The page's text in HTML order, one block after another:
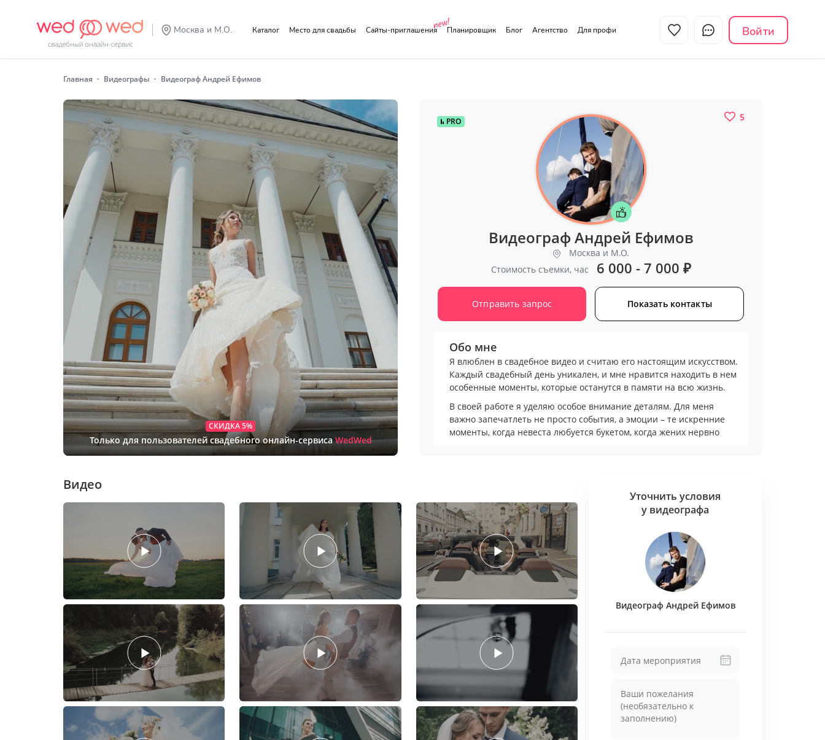
Москва и М.О. Войти
Каталог Место для свадьбы Сайты-приглашения Планировщик Блог Агентство Для профи
Главная Видеографы Видеограф Андрей Ефимов
СКИДКА 5%
Только для пользователей свадебного онлайн-сервисаWedWed
PRO 5
Видеограф Андрей Ефимов
Москва и М.О.
Стоимость съемки, час
6 000 - 7 000 ₽
Отправить запрос Показать контакты
Обо мне
Я влюблен в свадебное видео и считаю его настоящим искусством.
Каждый свадебный день уникален, и мне нравится находить в нем
особенные моменты, которые останутся в памяти на всю жизнь.
В своей работе я уделяю особое внимание деталям. Для меня
важно запечатлеть не просто события, а эмоции – те искренние
моменты, когда невеста любуется букетом, когда жених нервно
отражают суть праздника. В них гармонично переплетаются
трогательные сцены сборов, торжественная церемония, веселые
танцы и душевные тосты. При этом всегда оставляю место для
креатива – люблю экспериментировать с переходами между
сценами и создавать особую атмосферу с помощью музыки.
В работе использую только профессиональное оборудование и
внимательно слежу за каждым кадром. Для меня важно, чтобы
каждый гость почувствовал себя частью истории, поэтому
стараюсь включить в видео всех присутствующих, особенно в
общих планах и танцевальных сценах.
Музыка для меня – ключевой элемент повествования. Я тщательно
подбираю треки, которые не просто создают фон, а помогают
рассказать историю пары, отразить их характер и настроение дня.
Каждый проект для меня особенный, ведь я работаю не просто с
событиями, а с чувствами и воспоминаниями. И моя главная цель
– создать видео, которое через годы будет вызывать те же яркие
эмоции, что и в день свадьбы.
Видео
Уточнить условия
у видеографа
Видеограф Андрей Ефимов